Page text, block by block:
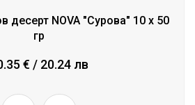
десерт NOVA "Сурова" 10 х 50
гр
€ / 20.24 лв